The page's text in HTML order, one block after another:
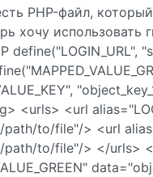
PHP-файл,
хочу
define("LOGIN_URL",
<urls> <url
to/file"/> <url
to/file"/> </urls>